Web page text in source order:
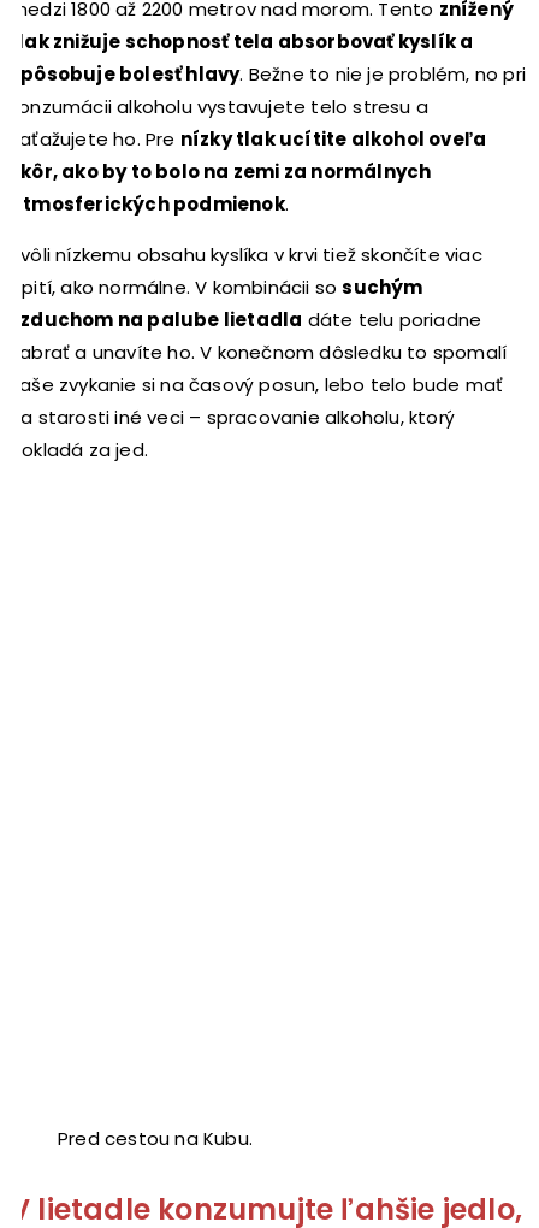
medzi 1800 až 2200 metrov nad morom. Tento znížený
tlak znižuje schopnosť tela absorbovať kyslík a
spôsobuje bolesť hlavy. Bežne to nie je problém, no pri
konzumácii alkoholu vystavujete telo stresu a
zaťažujete ho. Pre nízky tlak ucítite alkohol oveľa
skôr, ako by to bolo na zemi za normálnych
atmosferických podmienok.
Kvôli nízkemu obsahu kyslíka v krvi tiež skončíte viac
opití, ako normálne. V kombinácii sosuchým
vzduchom na palube lietadla dáte telu poriadne
zabrať a unavíte ho. V konečnom dôsledku to spomalí
vaše zvykanie si na časový posun, lebo telo bude mať
na starosti iné veci – spracovanie alkoholu, ktorý
pokladá za jed.
Pred cestou na Kubu.
V lietadle konzumujte ľahšie jedlo,